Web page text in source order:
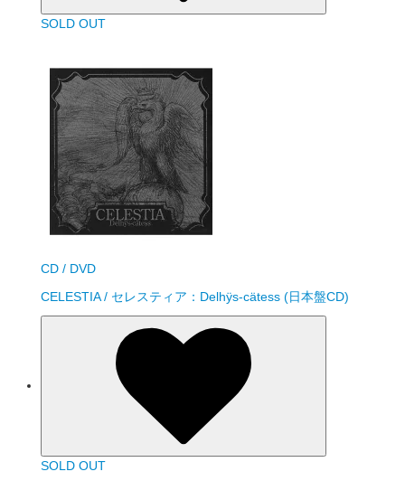
SOLD OUT
CD / DVD
CELESTIA / セレスティア：Delhÿs-cätess (日本盤CD)
SOLD OUT